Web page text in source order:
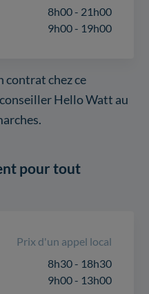
8h00 - 21h00
9h00 - 19h00
contrat chez ce
Hello Watt au
pour tout
Prix d'un appel local
8h30 - 18h30
9h00 - 13h00